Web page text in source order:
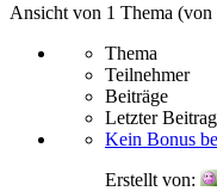
Ansicht von 1 Thema (von
Thema
Teilnehmer
Beiträge
Letzter Beitrag
Kein Bonus
Erstellt von: